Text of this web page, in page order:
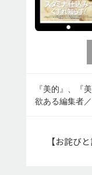
『美的』、『
欲ある編集者
【お詫びと